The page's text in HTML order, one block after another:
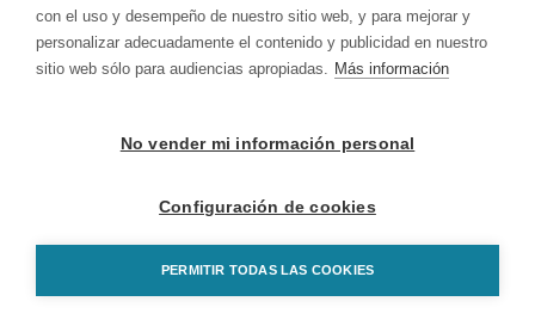
con el uso y desempeño de nuestro sitio web, y para mejorar y
personalizar adecuadamente el contenido y publicidad en nuestro
sitio web sólo para audiencias apropiadas. Más información
No vender mi información personal
Configuración de cookies
PERMITIR TODAS LAS COOKIES